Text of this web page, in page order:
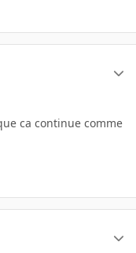
ca continue comme